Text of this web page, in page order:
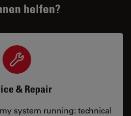
helfen?
& Repair
system running: technical